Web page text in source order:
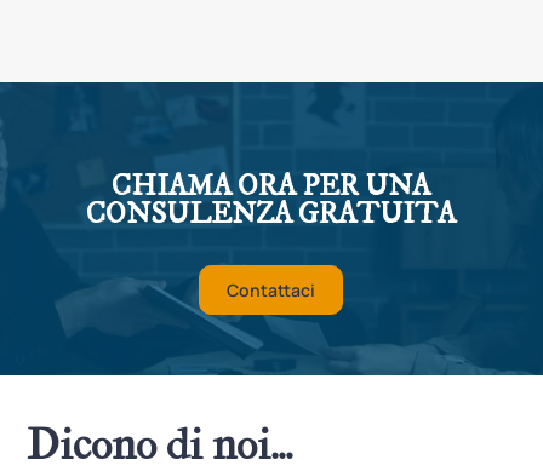
CHIAMA ORA PER UNA
CONSULENZA GRATUITA
Contattaci
Dicono di noi…